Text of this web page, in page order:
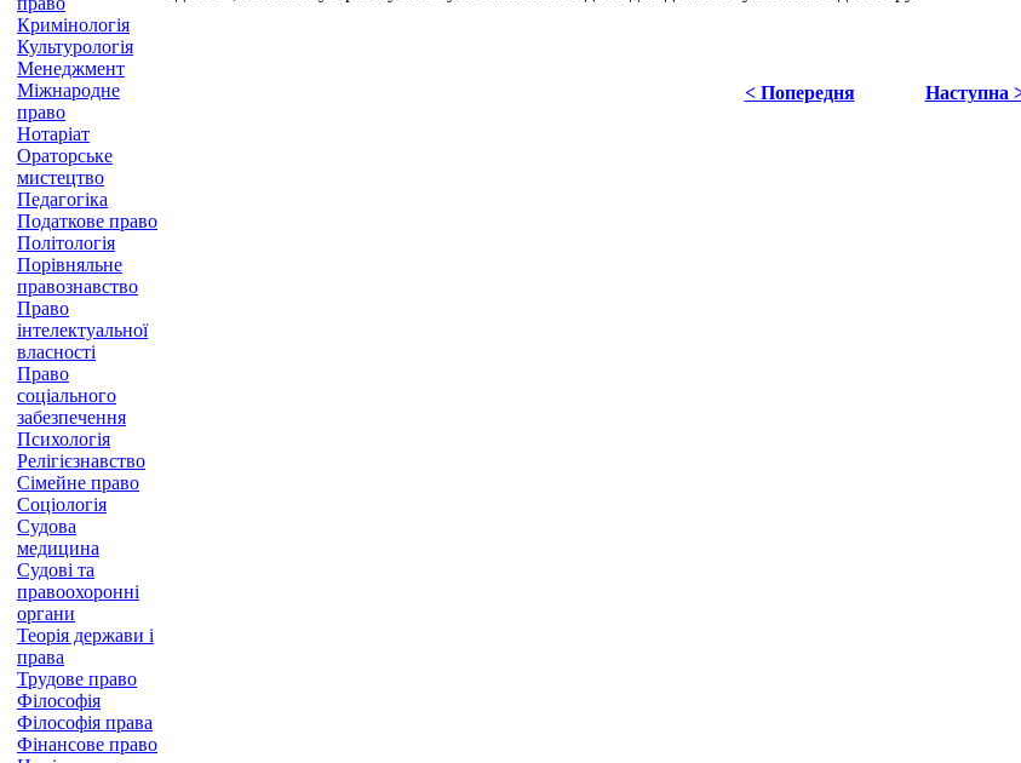
Кримінологія
Культурологія
Менеджмент
Міжнародне
право
Нотаріат
Ораторське
мистецтво
Педагогіка
Податкове право
Політологія
Порівняльне
правознавство
Право
інтелектуальної
власності
Право
соціального
забезпечення
Психологія
Релігієзнавство
Сімейне право
Соціологія
Судова
медицина
Судові та
правоохоронні
органи
Теорія держави і
права
Трудове право
Філософія
Філософія права
Фінансове право
< Попередня Наступна